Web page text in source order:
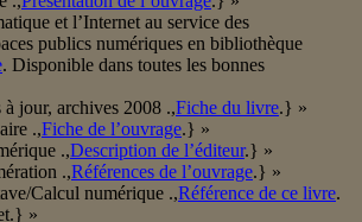
et l’Internet au service des
publics numériques en bibliothèque
. Disponible dans toutes les bonnes
jour, archives 2008 .,Fiche du livre.} »
.,Fiche de l’ouvrage.} »
.,Description de l’éditeur.} »
.,Références de l’ouvrage.} »
Calcul numérique .,Référence de ce livre.
»